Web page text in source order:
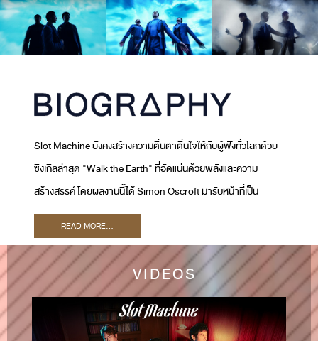
Slot Machine ยังคงสร้างความตื่นตาตื่นใจให้กับผู้ฟังทั่วโลกด้วย
ซิงเกิลล่าสุด "Walk the Earth" ที่อัดแน่นด้วยพลังและความ
สร้างสรรค์ โดยผลงานนี้ได้ Simon Oscroft มารับหน้าที่เป็น
โปรดิวเซอร์ และ Ryan Tedder เจ้าของรางวัลแกรมมี่มาร่วมเป็น
Executive Producer เพลงนี้สะท้อนให้เห็นถึงภารกิจของ Slot
Machine ในการพัฒนาซาวด์ใหม่ ๆ และขยายฐานผู้ฟังทั่วโลก
READ MORE...
VIDEOS